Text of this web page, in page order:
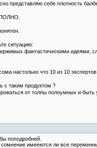
представляю себе плотность
ПОЛНО.
ситуацию:
фантастическими идеями,
настолько что 10 из 10
с таким продуктом ?
от толпы полоумных и
поподробней.
имееются ли все